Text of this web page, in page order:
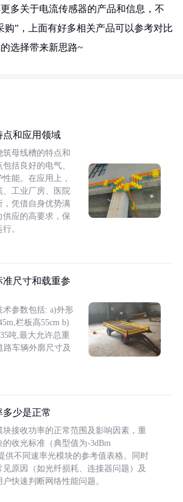
多关于电流传感器的产品和信息，不
购”，上面有好多相关产品可以参考对比
选择带来新思路~
点和应用领域
母线槽的特点和
括良好的电气、
能。在应用上，
、工业厂房、医院
，凭借自身优势满
供应的高要求，保
。
准尺寸和载重参
术参数包括: a)外形
栏板高55cm b)
吨,最大允许总重
路车辆外廓尺寸及
少是正常
块接收功率的正常范围及影响因素，重
的收光标准（典型值为-3dBm
供不同速率光模块的参考值表格。同时
原因（如光纤损耗、连接器问题）及
快速判断网络性能问题。